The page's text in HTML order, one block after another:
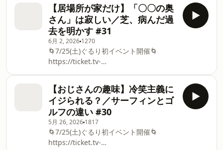
幼少期／芝、実は大学に行ってました／
日韓W杯よりサバイバーを見てた／永
野、映画「水のないプール」を観て気づ
いたこと／本当に気が小さい永野／新企
画「抱きしめたい！」／思わず「抱きし
めたい！」と思うほど
信チケット販売🌀 ⁠https://www.tv-
asahi.co.jp/douga_mv/gururi-
event2026/ ★ぐるり公式グッズ販売中
★
⁠⁠https://tvasahipod.shop2.makeshop.jp/view/
芝、大河ドラマ「逆賊の幕臣」で朝比奈
昌広を演じる／色気のある役でファン増
える？／誰かのグッズを集めたことあ
る？／芝持ち込み「年上と年下どっちが
得意？」／芝、弟分ぐらいの立ち位置が
楽／スタッフと話してる時は、居心地が
いい／ADさん相手がリラックスできる／
他業種の方と話す／自分
【居場所が家だけ】「〇〇の奥
さん」は寂しい／芝、病んだ過
去を明かす #31
6月 2, 2026 1270
🌀7/25(土)ぐるり初イベント開催🌀
⁠https://ticket.tv-
&nbsp; 🌀8/5(水)イベントアーカイブ配
信チケット販売🌀 ⁠https://www.tv-
asahi.co.jp/douga_mv/gururi-
event2026/ ★ぐるり公式グッズ販売中
★
https://tvasahipod.shop2.makeshop.jp/view/
公式グッズを販売開始！／Tシャツ・タ
【おじさんの趣味】冷笑主義に
イジられる？／サーフィンとゴ
ルフの違い #30
5月 26, 2026 1817
🌀7/25(土)ぐるり初イベント開催🌀
⁠https://ticket.tv-